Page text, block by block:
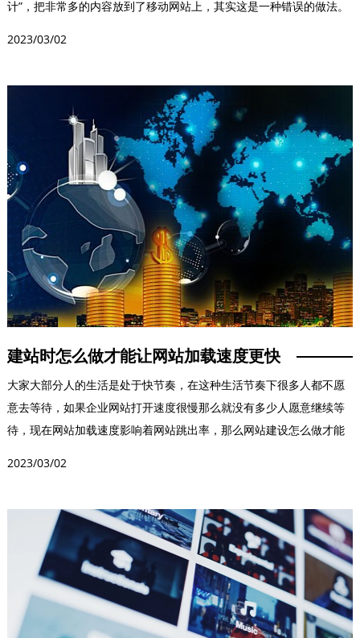
计”，把非常多的内容放到了移动网站上，其实这是一种错误的做法。
2023/03/02
建站时怎么做才能让网站加载速度更快
大家大部分人的生活是处于快节奏，在这种生活节奏下很多人都不愿
意去等待，如果企业网站打开速度很慢那么就没有多少人愿意继续等
待，现在网站加载速度影响着网站跳出率，那么网站建设怎么做才能
2023/03/02